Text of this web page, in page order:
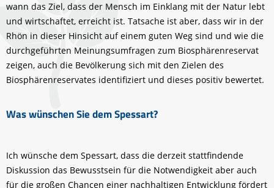
wann das Ziel, dass der Mensch im Einklang mit der Natur lebt
und wirtschaftet, erreicht ist. Tatsache ist aber, dass wir in der
Rhön in dieser Hinsicht auf einem guten Weg sind und wie die
durchgeführten Meinungsumfragen zum Biosphärenreservat
zeigen, auch die Bevölkerung sich mit den Zielen des
Biosphärenreservates identifiziert und dieses positiv bewertet.
Was wünschen Sie dem Spessart?
Ich wünsche dem Spessart, dass die derzeit stattfindende
Diskussion das Bewusstsein für die Notwendigkeit aber auch
für die großen Chancen einer nachhaltigen Entwicklung fördert